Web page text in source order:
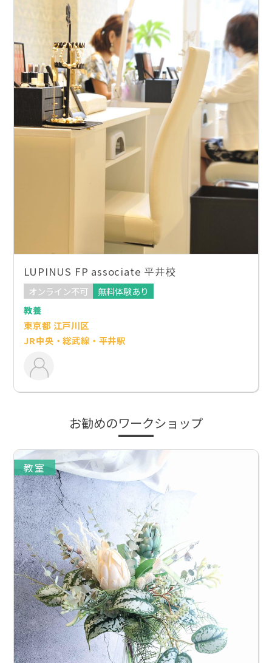
LUPINUS FP associate 平井校
オンライン不可
無料体験あり
教養
東京都 江戸川区
JR中央・総武線・平井駅
お勧めのワークショップ
教室